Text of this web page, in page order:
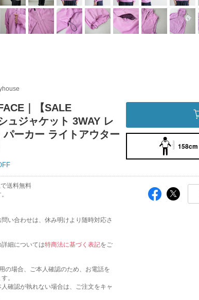
｜【SALE
ュジャケット 3WAY レ
ーカー ライトアウター
送料無料
い合わせは、休み明けより随時対応さ
細については特商法に基づく表記をご
の場合、ご本人確認のため、お電話を
。
確認が執れない場合は、ご注文をキャ